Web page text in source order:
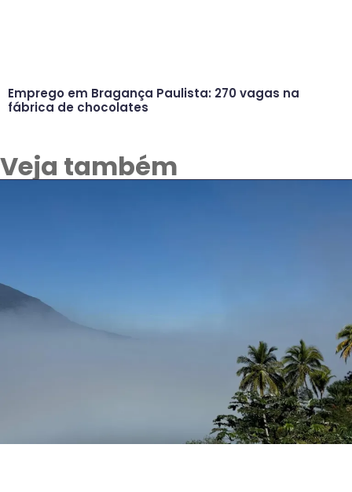
Emprego em Bragança Paulista: 270 vagas na
fábrica de chocolates
Veja também